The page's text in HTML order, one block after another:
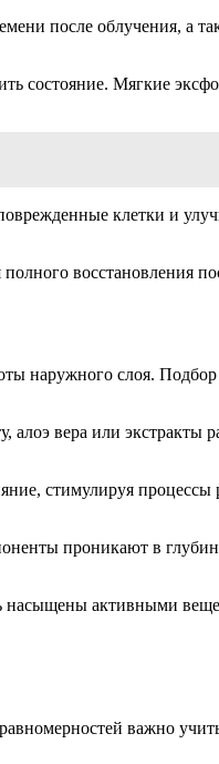
после облучения, а
состояние. Мягкие
клетки и
восстановления
наружного слоя.
вера или экстракты
стимулируя
проникают в
насыщены активными
важно